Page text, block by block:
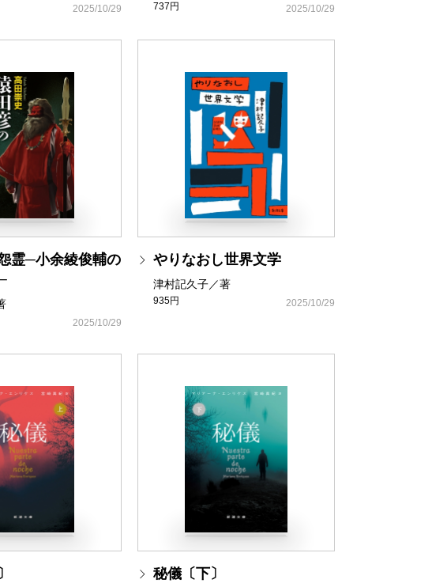
2025/10/29 737円 2025/10/29
霊─小余綾俊輔の
2025/10/29
やりなおし世界文学
津村記久子／著
935円 2025/10/29
秘儀〔下〕